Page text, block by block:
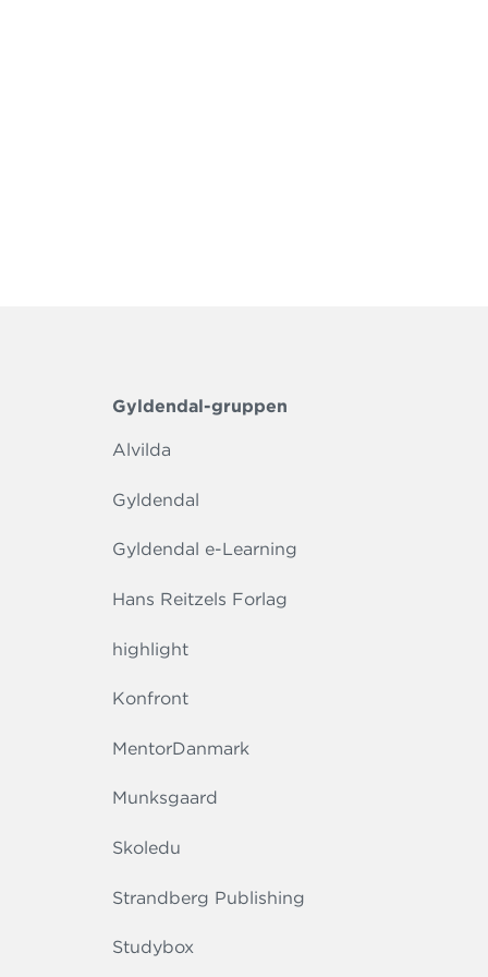
Gyldendal-gruppen
Alvilda
Gyldendal
Gyldendal e-Learning
Hans Reitzels Forlag
highlight
Konfront
MentorDanmark
Munksgaard
Skoledu
Strandberg Publishing
Studybox